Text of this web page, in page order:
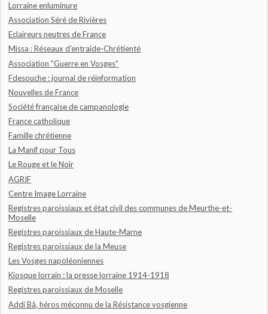
Lorraine enluminure
Association Séré de Rivières
Eclaireurs neutres de France
Missa : Réseaux d'entraide-Chrétienté
Association "Guerre en Vosges"
Fdesouche : journal de réinformation
Nouvelles de France
Société française de campanologie
France catholique
Famille chrétienne
La Manif pour Tous
Le Rouge et le Noir
AGRIF
Centre Image Lorraine
Registres paroissiaux et état civil des communes de Meurthe-et-
Moselle
Registres paroissiaux de Haute-Marne
Registres paroissiaux de la Meuse
Les Vosges napoléoniennes
Kiosque lorrain : la presse lorraine 1914-1918
Registres paroissiaux de Moselle
Addi Bâ, héros méconnu de la Résistance vosgienne